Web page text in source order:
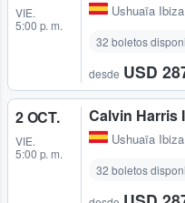
VIE.
5:00 p. m.
Ushuaïa Ibiza
32 boletos
desde USD
2 OCT.
VIE.
5:00 p. m.
Calvin Harris
Ushuaïa Ibiza
32 boletos